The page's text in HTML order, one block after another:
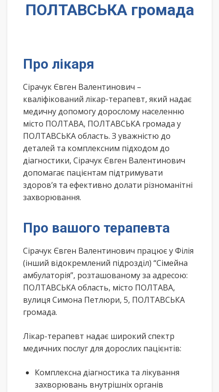
ПОЛТАВСЬКА громада
Про лікаря
Сірачук Євген Валентинович –
кваліфікований лікар-терапевт, який надає
медичну допомогу дорослому населенню
місто ПОЛТАВА, ПОЛТАВСЬКА громада у
ПОЛТАВСЬКА область. З уважністю до
деталей та комплексним підходом до
діагностики, Сірачук Євген Валентинович
допомагає пацієнтам підтримувати
здоров’я та ефективно долати різноманітні
захворювання.
Про вашого терапевта
Сірачук Євген Валентинович працює у Філія
(інший відокремлений підрозділ) “Сімейна
амбулаторія”, розташованому за адресою:
ПОЛТАВСЬКА область, місто ПОЛТАВА,
вулиця Симона Петлюри, 5, ПОЛТАВСЬКА
громада.
Лікар-терапевт надає широкий спектр
медичних послуг для дорослих пацієнтів:
Комплексна діагностика та лікування
захворювань внутрішніх органів